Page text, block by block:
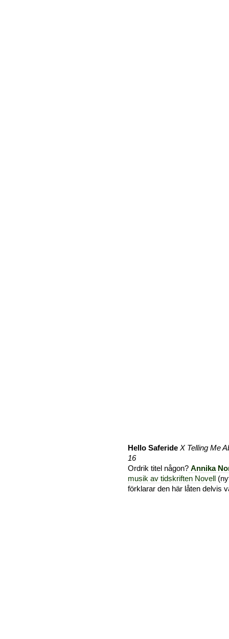
Hello Saferide X Telling Me
16
Ordrik titel någon? Annika
musik av tidskriften Novell
förklarar den här låten delvis